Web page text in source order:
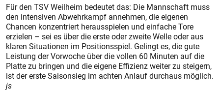
Für den TSV Weilheim bedeutet das: Die Mannschaft muss
den intensiven Abwehrkampf annehmen, die eigenen
Chancen konzentriert herausspielen und einfache Tore
erzielen – sei es über die erste oder zweite Welle oder aus
klaren Situationen im Positionsspiel. Gelingt es, die gute
Leistung der Vorwoche über die vollen 60 Minuten auf die
Platte zu bringen und die eigene Effizienz weiter zu steigern,
ist der erste Saisonsieg im achten Anlauf durchaus möglich.
js